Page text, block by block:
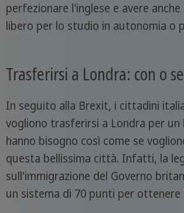
perfezionare l'inglese e avere
libero per lo studio in autonomia o
Trasferirsi a Londra: con o
In seguito alla Brexit, i cittadini
vogliono trasferirsi a Londra per un
hanno bisogno così come se
questa bellissima città. Infatti, la
sull'immigrazione del Governo
un sistema di 70 punti per ottenere